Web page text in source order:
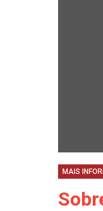
MAIS